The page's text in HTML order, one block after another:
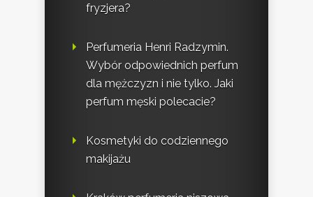
fryzjera?
Perfumeria Henri Radzymin.
Wybór odpowiednich perfum
dla mężczyzn i nie tylko. Jaki
perfum męski polecacie?
Kosmetyki do codziennego
makijażu